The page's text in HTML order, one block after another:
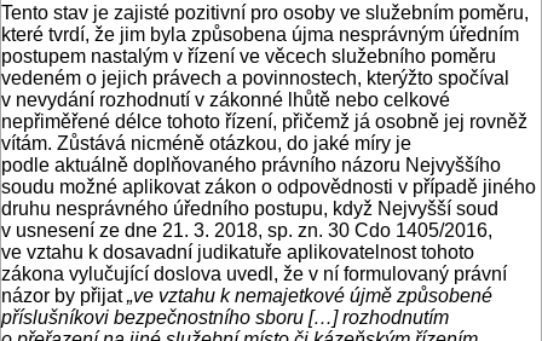
Tento stav je zajisté pozitivní pro osoby ve služebním poměru,
které tvrdí, že jim byla způsobena újma nesprávným úředním
postupem nastalým v řízení ve věcech služebního poměru
vedeném o jejich právech a povinnostech, kterýžto spočíval
v nevydání rozhodnutí v zákonné lhůtě nebo celkové
nepřiměřené délce tohoto řízení, přičemž já osobně jej rovněž
vítám. Zůstává nicméně otázkou, do jaké míry je
podle aktuálně doplňovaného právního názoru Nejvyššího
soudu možné aplikovat zákon o odpovědnosti v případě jiného
druhu nesprávného úředního postupu, když Nejvyšší soud
v usnesení ze dne 21. 3. 2018, sp. zn. 30 Cdo 1405/2016,
ve vztahu k dosavadní judikatuře aplikovatelnost tohoto
zákona vylučující doslova uvedl, že v ní formulovaný právní
názor by přijat„ve vztahu k nemajetkové újmě způsobené
příslušníkovi bezpečnostního sboru […] rozhodnutím